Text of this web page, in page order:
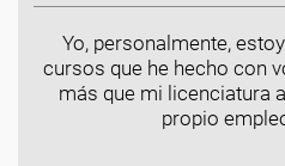
Yo, personalmente,
cursos que he hecho con
más que mi licenciatura
propio